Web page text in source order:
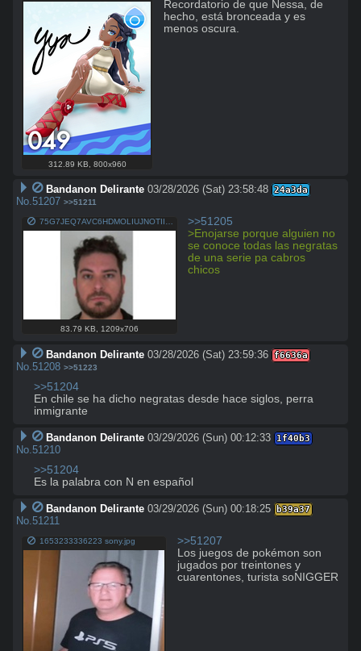
312.89 KB 800x960
Recordatorio de que Nessa, de
hecho, está bronceada y es
menos oscura.
Bandanon Delirante 03/28/2026 (Sat) 23:58:48 24a3da
No.51207 >>51211
75G7JEQ7AVC6HDMOLIUJNOTIIQ.jpg
83.79 KB,1209x706
>>51205
>Enojarse porque alguien no
se conoce todas las negratas
de una serie pa cabros
chicos
Bandanon Delirante 03/28/2026 (Sat) 23:59:36 f6636a
No. 51208 >>51223
>>51204
En chile se ha dicho negratas desde hace siglos, perra
inmigrante
Bandanon Delirante 03/29/2026 (Sun) 00:12:33 1f40b3
No. 51210
>>51204
Es la palabra con N en español
Bandanon Delirante 03/29/2026 (Sun) 00:18:25 b39a37
No. 51211
1653233336223 sony.jpg
>>51207
Los juegos de pokémon son
jugados por treintones y
cuarentones, turista soNIGGER